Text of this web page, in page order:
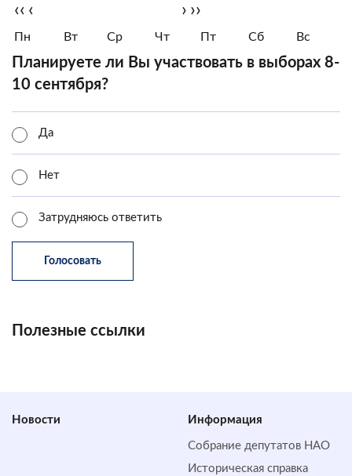
‹‹ ‹ › ››
Пн Вт Ср Чт Пт Сб Вс
Планируете ли Вы участвовать в выборах 8-
10 сентября?
Да
Нет
Затрудняюсь ответить
Полезные ссылки
Новости Информация
Собрание депутатов НАО
Историческая справка